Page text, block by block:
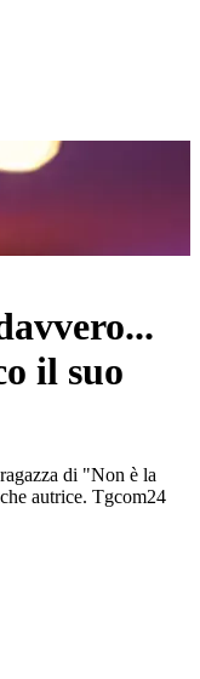
il suo
di "Non è la
autrice. Tgcom24